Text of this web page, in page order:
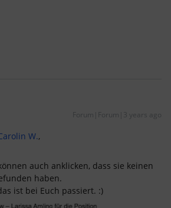
Forum|Forum|3 years ago
W.,
auch anklicken, dass sie keinen
haben.
ist bei Euch passiert. :)